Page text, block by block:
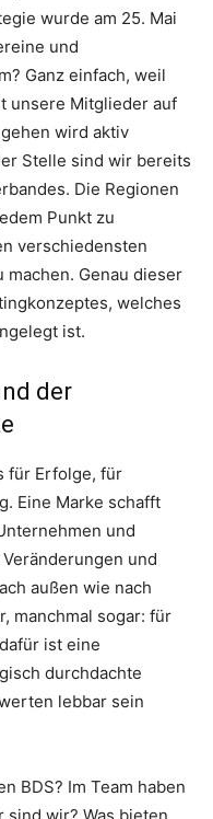
wurde am 25. Mai
und
Ganz einfach, weil
unsere Mitglieder auf
wird aktiv
Stelle sind wir bereits
Die Regionen
Punkt zu
verschiedensten
Genau dieser
welches
ist.
der
für Erfolge, für
Eine Marke schafft
und
und
außen wie nach
manchmal sogar: für
ist eine
durchdachte
lebbar sein
BDS? Im Team haben